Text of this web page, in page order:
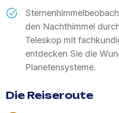
den Nachthimmel
Teleskop mit
entdecken Sie die
Planetensysteme.
Die Reiseroute